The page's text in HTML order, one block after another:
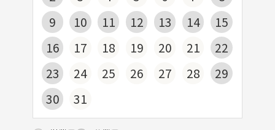
9
10 11 12 13 14
15
16
17 18 19 20 21
22
23
24 25 26 27 28
29
30
31